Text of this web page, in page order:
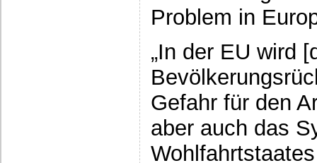
Problem in
„In der EU wird
Gefahr für den
aber auch das